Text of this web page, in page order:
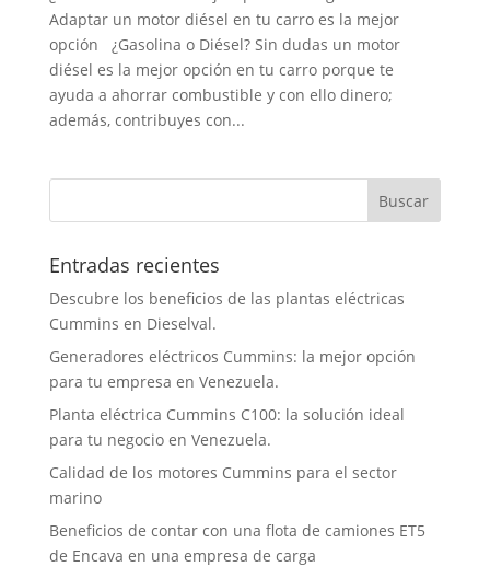
Adaptar un motor diésel en tu carro es la mejor
opción ¿Gasolina o Diésel? Sin dudas un motor
diésel es la mejor opción en tu carro porque te
ayuda a ahorrar combustible y con ello dinero;
además, contribuyes con...
Entradas recientes
Descubre los beneficios de las plantas eléctricas
Cummins en Dieselval.
Generadores eléctricos Cummins: la mejor opción
para tu empresa en Venezuela.
Planta eléctrica Cummins C100: la solución ideal
para tu negocio en Venezuela.
Calidad de los motores Cummins para el sector
marino
Beneficios de contar con una flota de camiones ET5
de Encava en una empresa de carga